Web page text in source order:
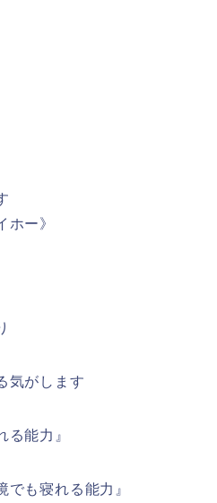
ホー》
気がします
る能力』
でも寝れる能力』